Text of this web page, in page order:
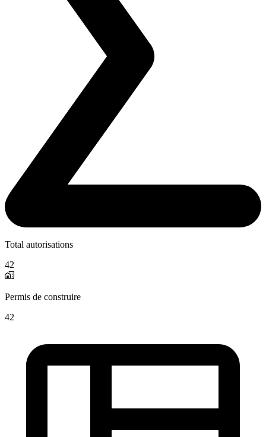
Total autorisations
42
Permis de construire
42